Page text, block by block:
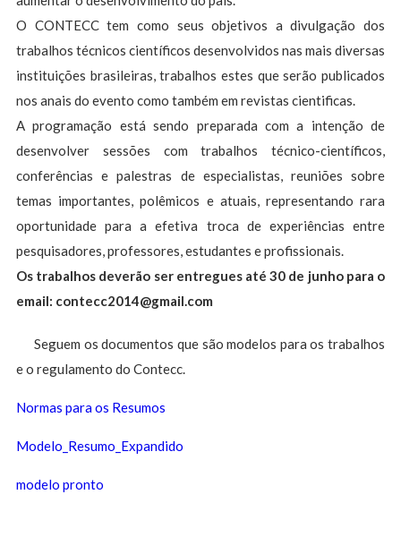
O CONTECC tem como seus objetivos a divulgação dos
trabalhos técnicos científicos desenvolvidos nas mais diversas
instituições brasileiras, trabalhos estes que serão publicados
nos anais do evento como também em revistas cientificas.
A programação está sendo preparada com a intenção de
desenvolver sessões com trabalhos técnico-científicos,
conferências e palestras de especialistas, reuniões sobre
temas importantes, polêmicos e atuais, representando rara
oportunidade para a efetiva troca de experiências entre
pesquisadores, professores, estudantes e profissionais.
Os trabalhos deverão ser entregues até 30 de junho para o
email: contecc2014@gmail.com
Seguem os documentos que são modelos para os trabalhos
e o regulamento do Contecc.
Normas para os Resumos
Modelo_Resumo_Expandido
modelo pronto